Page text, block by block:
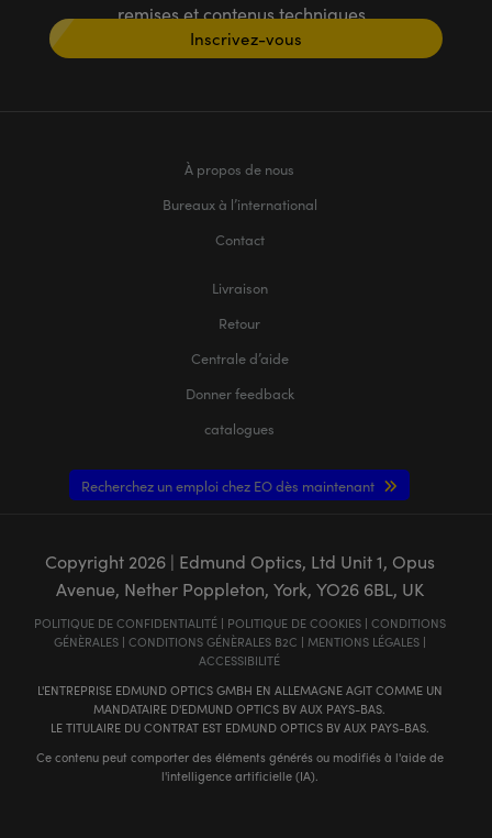
remises et contenus techniques
Inscrivez-vous
À propos de nous
Bureaux à l’international
Contact
Livraison
Retour
Centrale d’aide
Donner feedback
catalogues
Recherchez un emploi chez EO dès maintenant
Copyright 2026| Edmund Optics, Ltd Unit 1, Opus
Avenue, Nether Poppleton, York, YO26 6BL, UK
POLITIQUE DE CONFIDENTIALITÉ| POLITIQUE DE COOKIES| CONDITIONS
GÉNÈRALES| CONDITIONS GÉNÈRALES B2C | MENTIONS LÉGALES|
ACCESSIBILITÉ
L'ENTREPRISE EDMUND OPTICS GMBH EN ALLEMAGNE AGIT COMME UN
MANDATAIRE D'EDMUND OPTICS BV AUX PAYS-BAS.
LE TITULAIRE DU CONTRAT EST EDMUND OPTICS BV AUX PAYS-BAS.
Ce contenu peut comporter des éléments générés ou modifiés à l'aide de
l'intelligence artificielle (IA).